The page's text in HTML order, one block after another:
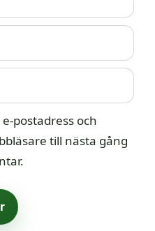
postadress och
till nästa gång